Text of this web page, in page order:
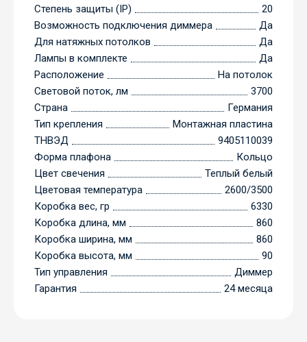
Степень защиты (IP)
20
Возможность подключения диммера
Да
Для натяжных потолков
Да
Лампы в комплекте
Да
Расположение
На потолок
Световой поток, лм
3700
Страна
Германия
Тип крепления
Монтажная пластина
ТНВЭД
9405110039
Форма плафона
Кольцо
Цвет свечения
Теплый белый
Цветовая температура
2600/3500
Коробка вес, гр
6330
Коробка длина, мм
860
Коробка ширина, мм
860
Коробка высота, мм
90
Тип управления
Диммер
Гарантия
24 месяца